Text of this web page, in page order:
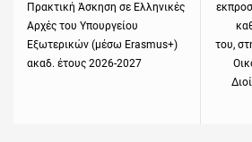
post:
Πρακτική Άσκηση σε Ελληνικές
Αρχές του Υπουργείου
Εξωτερικών (μέσω Erasmus+)
ακαδ. έτους 2026-2027
post:
του,